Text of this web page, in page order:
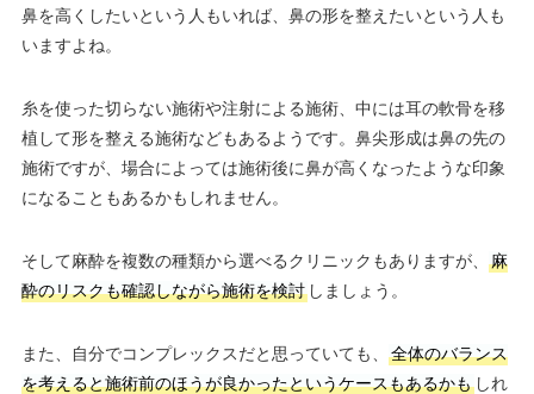
鼻を高くしたいという人もいれば、鼻の形を整えたいという人も
いますよね。
糸を使った切らない施術や注射による施術、中には耳の軟骨を移
植して形を整える施術などもあるようです。鼻尖形成は鼻の先の
施術ですが、場合によっては施術後に鼻が高くなったような印象
になることもあるかもしれません。
そして麻酔を複数の種類から選べるクリニックもありますが、
麻
酔のリスクも確認しながら施術を検討しましょう。
また、自分でコンプレックスだと思っていても、
全体のバランス
を考えると施術前のほうが良かったというケースもあるかもしれ